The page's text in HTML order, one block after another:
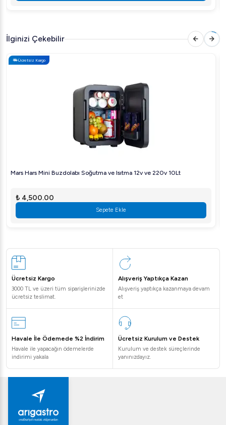
İlginizi Çekebilir
Ücretsiz Kargo
Mars Hars Mini Buzdolabı Soğutma ve Isıtma 12v ve 220v 10Lt
₺ 4,500.00
Sepete Ekle
Ücretsiz Kargo
3000 TL ve üzeri tüm siparişlerinizde
ücretsiz teslimat.
Alışveriş Yaptıkça Kazan
Alışveriş yaptıkça kazanmaya devam
et
Havale İle Ödemede %2 İndirim
Havale ile yapacağın ödemelerde
indirimi yakala
Ücretsiz Kurulum ve Destek
Kurulum ve destek süreçlerinde
yanınızdayız.